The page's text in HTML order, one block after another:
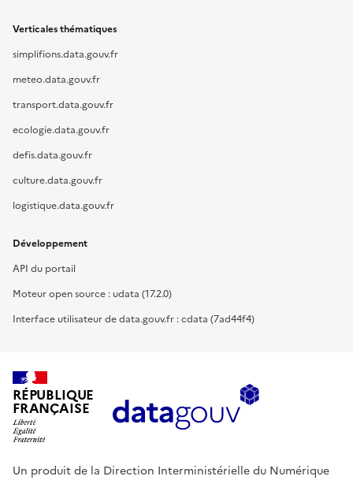
Verticales thématiques
simplifions.data.gouv.fr
meteo.data.gouv.fr
transport.data.gouv.fr
ecologie.data.gouv.fr
defis.data.gouv.fr
culture.data.gouv.fr
logistique.data.gouv.fr
Développement
API du portail
Moteur open source : udata (17.2.0)
Interface utilisateur de data.gouv.fr : cdata (7ad44f4)
RÉPUBLIQUE
FRANÇAISE
Un produit de la Direction Interministérielle du Numérique